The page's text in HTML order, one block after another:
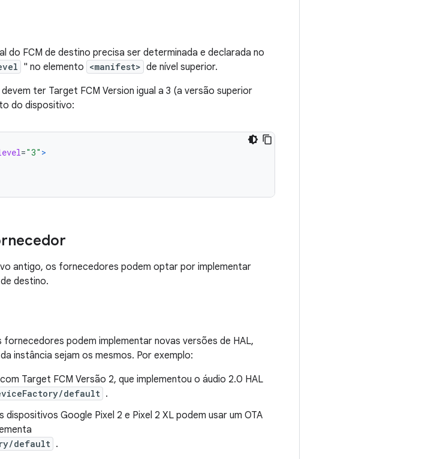
do FCM de destino precisa ser determinada e declarada no
" no elemento <manifest> de nível superior.
ter Target FCM Version igual a 3 (a versão superior
do dispositivo:
="3" >
antigo, os fornecedores podem optar por implementar
destino.
podem implementar novas versões de HAL,
instância sejam os mesmos. Por exemplo:
Target FCM Versão 2, que implementou o áudio 2.0 HAL
default .
Google Pixel 2 e Pixel 2 XL podem usar um OTA
default .